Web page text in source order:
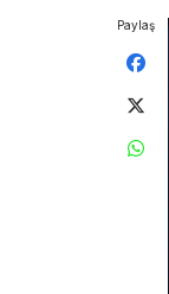
Paylaş